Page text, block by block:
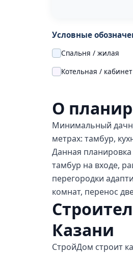
Условные
Спальня / жилая
Котельная / кабинет
О
Минимальный
метрах: тамбур,
Данная
тамбур на входе,
перегородки
комнат, перенос
Казани
СтройДом строит